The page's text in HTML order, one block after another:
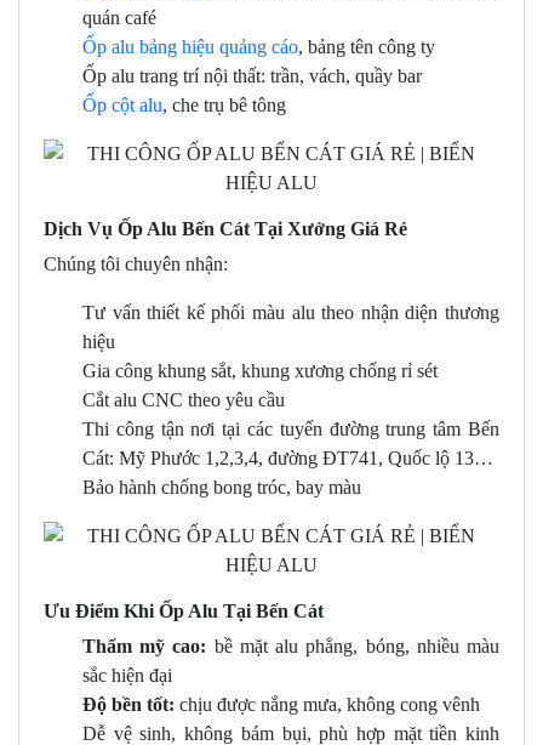
quán café
Ốp alu bảng hiệu quảng cáo, bảng tên công ty
Ốp alu trang trí nội thất: trần, vách, quầy bar
Ốp cột alu, che trụ bê tông
Dịch Vụ Ốp Alu Bến Cát Tại Xưởng Giá Rẻ
Chúng tôi chuyên nhận:
Tư vấn thiết kế phối màu alu theo nhận diện thương
hiệu
Gia công khung sắt, khung xương chống rỉ sét
Cắt alu CNC theo yêu cầu
Thi công tận nơi tại các tuyến đường trung tâm Bến
Cát: Mỹ Phước 1,2,3,4, đường ĐT741, Quốc lộ 13…
Bảo hành chống bong tróc, bay màu
Ưu Điểm Khi Ốp Alu Tại Bến Cát
Thẩm mỹ cao: bề mặt alu phẳng, bóng, nhiều màu
sắc hiện đại
Độ bền tốt: chịu được nắng mưa, không cong vênh
Dễ vệ sinh, không bám bụi, phù hợp mặt tiền kinh